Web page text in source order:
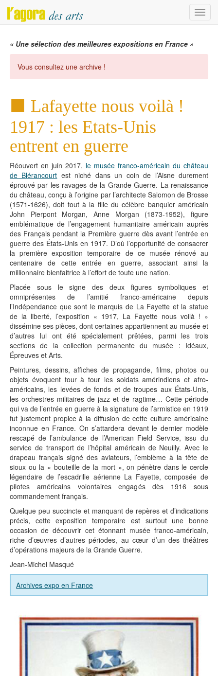
Menu
« Une sélection des meilleures expositions en France »
Vous consultez une archive !
Lafayette nous voilà !
1917 : les Etats-Unis
entrent en guerre
Réouvert en juin 2017, le musée franco-américain du château
de Blérancourt est niché dans un coin de l’Aisne durement
éprouvé par les ravages de la Grande Guerre. La renaissance
du château, conçu à l’origine par l’architecte Salomon de Brosse
(1571-1626), doit tout à la fille du célèbre banquier américain
John Pierpont Morgan, Anne Morgan (1873-1952), figure
emblématique de l’engagement humanitaire américain auprès
des Français pendant la Première guerre dès avant l’entrée en
guerre des États-Unis en 1917. D’où l’opportunité de consacrer
la première exposition temporaire de ce musée rénové au
centenaire de cette entrée en guerre, associant ainsi la
millionnaire bienfaitrice à l’effort de toute une nation.
Placée sous le signe des deux figures symboliques et
omniprésentes de l’amitié franco-américaine depuis
l’Indépendance que sont le marquis de La Fayette et la statue
de la liberté, l’exposition « 1917, La Fayette nous voilà ! »
dissémine ses pièces, dont certaines appartiennent au musée et
d’autres lui ont été spécialement prêtées, parmi les trois
sections de la collection permanente du musée : Idéaux,
Épreuves et Arts.
Peintures, dessins, affiches de propagande, films, photos ou
objets évoquent tour à tour les soldats amérindiens et afro-
américains, les levées de fonds et de troupes aux États-Unis,
les orchestres militaires de jazz et de ragtime… Cette période
qui va de l’entrée en guerre à la signature de l’armistice en 1919
fut justement propice à la diffusion de cette culture américaine
inconnue en France. On s’attardera devant le dernier modèle
rescapé de l’ambulance de l’American Field Service, issu du
service de transport de l’hôpital américain de Neuilly. Avec le
drapeau français signé des aviateurs, l’emblème à la tête de
sioux ou la « bouteille de la mort », on pénètre dans le cercle
légendaire de l’escadrille aérienne La Fayette, composée de
pilotes américains volontaires engagés dès 1916 sous
commandement français.
Quelque peu succincte et manquant de repères et d’indications
précis, cette exposition temporaire est surtout une bonne
occasion de découvrir cet étonnant musée franco-américain,
riche d’œuvres d’autres périodes, au cœur d’un des théâtres
d’opérations majeurs de la Grande Guerre.
Jean-Michel Masqué
Archives expo en France